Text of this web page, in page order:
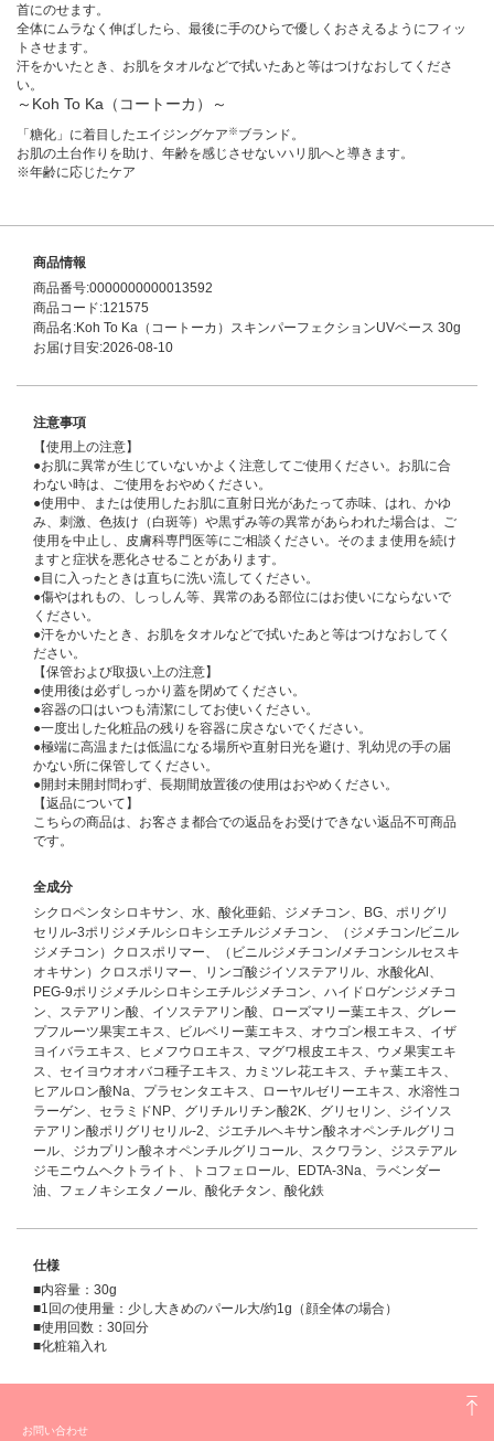
首にのせます。
全体にムラなく伸ばしたら、最後に手のひらで優しくおさえるようにフィッ
トさせます。
汗をかいたとき、お肌をタオルなどで拭いたあと等はつけなおしてくださ
い。
～Koh To Ka（コートーカ）～
「糖化」に着目したエイジングケア ※ ブランド。
お肌の土台作りを助け、年齢を感じさせないハリ肌へと導きます。
※年齢に応じたケア
商品情報
商品番号:0000000000013592
商品コード:121575
商品名:Koh To Ka（コートーカ）スキンパーフェクションUVベース 30g
お届け目安:2026-08-10
注意事項
【使用上の注意】
●お肌に異常が生じていないかよく注意してご使用ください。お肌に合
わない時は、ご使用をおやめください。
●使用中、または使用したお肌に直射日光があたって赤味、はれ、かゆ
み、刺激、色抜け（白斑等）や黒ずみ等の異常があらわれた場合は、ご
使用を中止し、皮膚科専門医等にご相談ください。そのまま使用を続け
ますと症状を悪化させることがあります。
●目に入ったときは直ちに洗い流してください。
●傷やはれもの、しっしん等、異常のある部位にはお使いにならないで
ください。
●汗をかいたとき、お肌をタオルなどで拭いたあと等はつけなおしてく
ださい。
【保管および取扱い上の注意】
●使用後は必ずしっかり蓋を閉めてください。
●容器の口はいつも清潔にしてお使いください。
●一度出した化粧品の残りを容器に戻さないでください。
●極端に高温または低温になる場所や直射日光を避け、乳幼児の手の届
かない所に保管してください。
●開封未開封問わず、長期間放置後の使用はおやめください。
【返品について】
こちらの商品は、お客さま都合での返品をお受けできない返品不可商品
です。
全成分
シクロペンタシロキサン、水、酸化亜鉛、ジメチコン、BG、ポリグリ
セリル-3ポリジメチルシロキシエチルジメチコン、（ジメチコン/ビニル
ジメチコン）クロスポリマー、（ビニルジメチコン/メチコンシルセスキ
オキサン）クロスポリマー、リンゴ酸ジイソステアリル、水酸化Al、
PEG-9ポリジメチルシロキシエチルジメチコン、ハイドロゲンジメチコ
ン、ステアリン酸、イソステアリン酸、ローズマリー葉エキス、グレー
プフルーツ果実エキス、ビルベリー葉エキス、オウゴン根エキス、イザ
ヨイバラエキス、ヒメフウロエキス、マグワ根皮エキス、ウメ果実エキ
ス、セイヨウオオバコ種子エキス、カミツレ花エキス、チャ葉エキス、
ヒアルロン酸Na、プラセンタエキス、ローヤルゼリーエキス、水溶性コ
ラーゲン、セラミドNP、グリチルリチン酸2K、グリセリン、ジイソス
テアリン酸ポリグリセリル-2、ジエチルヘキサン酸ネオペンチルグリコ
ール、ジカプリン酸ネオペンチルグリコール、スクワラン、ジステアル
ジモニウムヘクトライト、トコフェロール、EDTA-3Na、ラベンダー
油、フェノキシエタノール、酸化チタン、酸化鉄
仕様
■内容量：30g
■1回の使用量：少し大きめのパール大/約1g（顔全体の場合）
■使用回数：30回分
■化粧箱入れ
お問い合わせ